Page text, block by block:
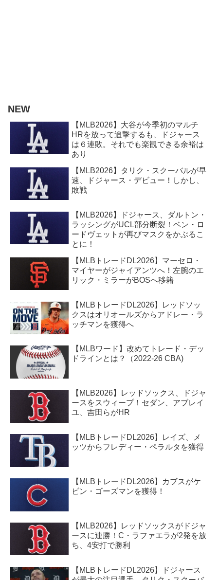
NEW
【MLB2026】大谷が今季初のマルチ
HRを放って追撃するも、ドジャース
は６連敗。それでも楽観できる余裕は
あり
【MLB2026】タリク・スクーバルが早
速、ドジャース・デビュー！しかし、
敗戦
【MLB2026】ドジャース、ダルトン・
ラッシングがUCL部分断裂！ベン・ロ
ードヴェットが再びマスクをかぶるこ
とに！
【MLBトレードDL2026】マーセロ・
マイヤーがジャイアンツへ！左腕のエ
リック・ミラーがBOSへ移籍
【MLBトレードDL2026】レッドソッ
クスはオリオールズからアドレー・ラ
ッチマンを獲得へ
【MLBワード】改めてトレード・デッ
ドラインとは？（2022-26 CBA)
【MLB2026】レッドソックス、ドジャ
ースをスウィープ！セダン、アブレイ
ユ、吉田らがHR
【MLBトレードDL2026】レイズ、メ
ッツからフレディー・ペラルタを獲得
【MLBトレードDL2026】カブスがケ
ビン・ゴーズマンを獲得！
【MLB2026】レッドソックスがドジャ
ースに連勝！C・ラファエラが2発を放
ち、4安打で勝利
【MLBトレードDL2026】ドジャース